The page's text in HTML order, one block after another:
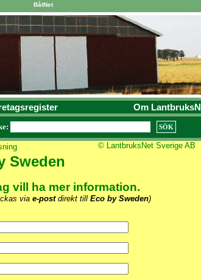
BåtNet
Om
© LantbruksNet Sverige AB
Sweden
vill ha mer information.
via e-postdirekt till Eco by Sweden)